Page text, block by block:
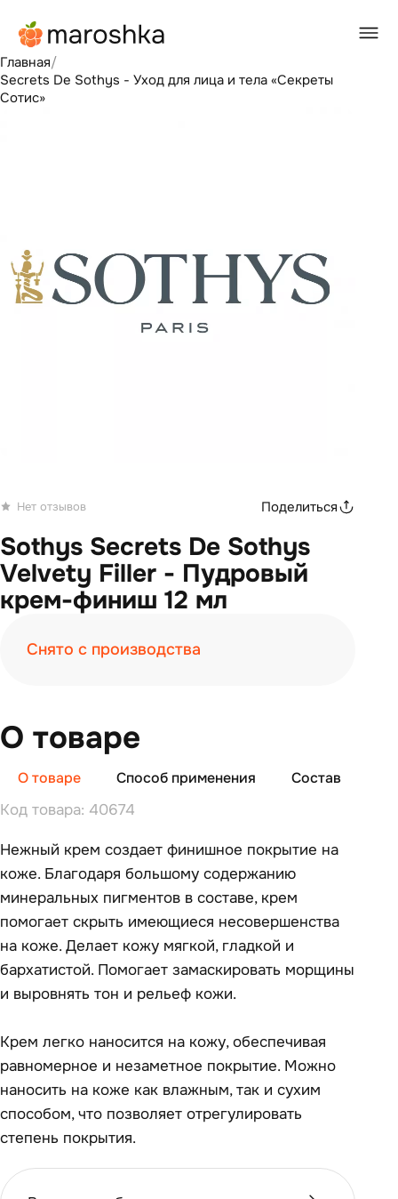
Главная/
Secrets De Sothys - Уход для лица и тела «Секреты
Сотис»
Нет отзывов Поделиться
Sothys Secrets De Sothys
Velvety Filler - Пудровый
крем-финиш 12 мл
Снято с производства
О товаре
О товаре Способ применения Состав
Код товара: 40674
Нежный крем создает финишное покрытие на
коже. Благодаря большому содержанию
минеральных пигментов в составе, крем
помогает скрыть имеющиеся несовершенства
на коже. Делает кожу мягкой, гладкой и
бархатистой. Помогает замаскировать морщины
и выровнять тон и рельеф кожи.
Крем легко наносится на кожу, обеспечивая
равномерное и незаметное покрытие. Можно
наносить на коже как влажным, так и сухим
способом, что позволяет отрегулировать
степень покрытия.